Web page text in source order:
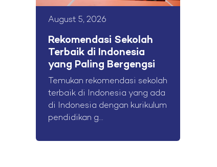
August 5, 2026
Rekomendasi Sekolah
Terbaik di Indonesia
yang Paling Bergengsi
Temukan rekomendasi sekolah
terbaik di Indonesia yang ada
di Indonesia dengan kurikulum
pendidikan g...